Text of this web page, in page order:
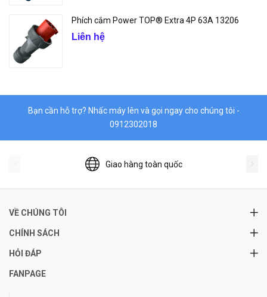
Phích cắm Power TOP® Extra 4P 63A 13206
Liên hệ
Bạn cần hỗ trợ? Nhấc máy lên và gọi ngay cho chúng tôi -
0912302018
Giao hàng toàn quốc
VỀ CHÚNG TÔI
CHÍNH SÁCH
HỎI ĐÁP
FANPAGE